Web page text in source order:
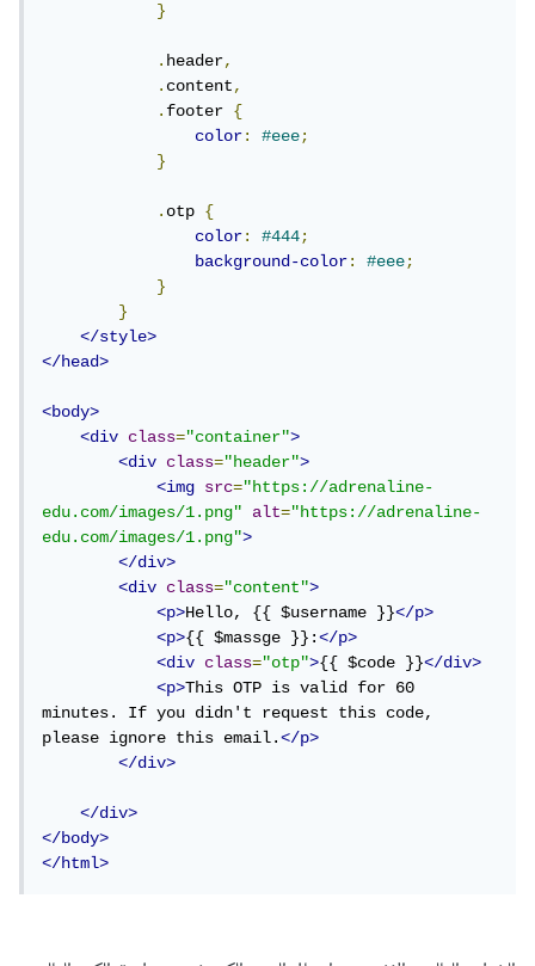
}
.header,
.content,
.footer {
color: #eee;
}
.otp {
color: #444;
background-color: #eee;
}
}
</style>
</head>
<body>
<div
class="container">
<div
class="header">
<img
src="https://adrenaline-
edu.com/images/1.png"
alt="https://adrenaline-
edu.com/images/1.png">
</div>
<div
class="content">
<p>Hello, {{ $username }}</p>
<p>{{ $massge }}:</p>
<div
class="otp">{{ $code }}</div>
<p>This OTP is valid for 60
minutes. If you didn't request this code,
please ignore this email.</p>
</div>
</div>
</body>
</html>